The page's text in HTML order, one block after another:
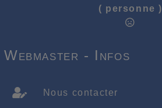
( personne )
Webmaster - Infos
Nous contacter